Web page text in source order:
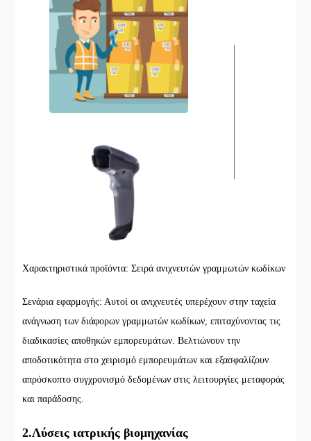
Χαρακτηριστικά προϊόντα: Σειρά ανιχνευτών γραμμωτών κωδίκων
Σενάρια εφαρμογής: Αυτοί οι ανιχνευτές υπερέχουν στην ταχεία
ανάγνωση των διάφορων γραμμωτών κωδίκων, επιταχύνοντας τις
διαδικασίες αποθηκών εμπορευμάτων. Βελτιώνουν την
αποδοτικότητα στο χειρισμό εμπορευμάτων και εξασφαλίζουν
απρόσκοπτο συγχρονισμό δεδομένων στις λειτουργίες μεταφοράς
και παράδοσης.
2.Λύσεις ιατρικής βιομηχανίας